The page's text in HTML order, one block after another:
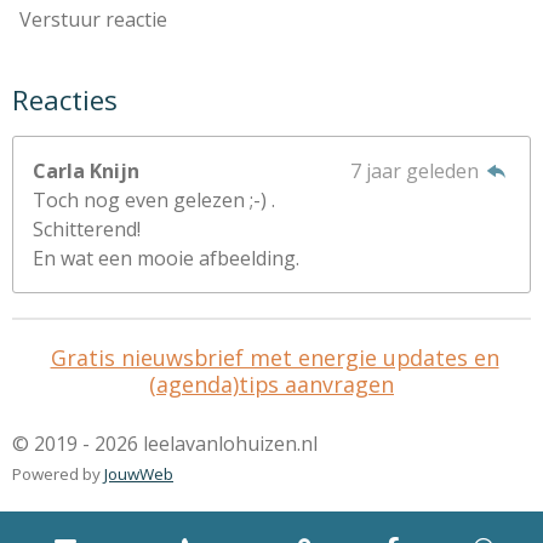
Verstuur reactie
Reacties
Carla Knijn
7 jaar geleden
Toch nog even gelezen ;-) .
Schitterend!
En wat een mooie afbeelding.
Gratis nieuwsbrief met energie updates en
(agenda)tips aanvragen
© 2019 - 2026 leelavanlohuizen.nl
Powered byJouwWeb